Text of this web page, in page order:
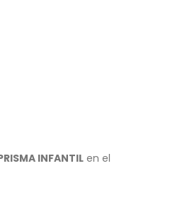
INFANTILen el